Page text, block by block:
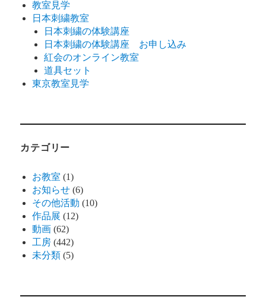
教室見学
日本刺繍教室
日本刺繍の体験講座
日本刺繍の体験講座 お申し込み
紅会のオンライン教室
道具セット
東京教室見学
カテゴリー
お教室 (1)
お知らせ (6)
その他活動 (10)
作品展 (12)
動画 (62)
工房 (442)
未分類 (5)